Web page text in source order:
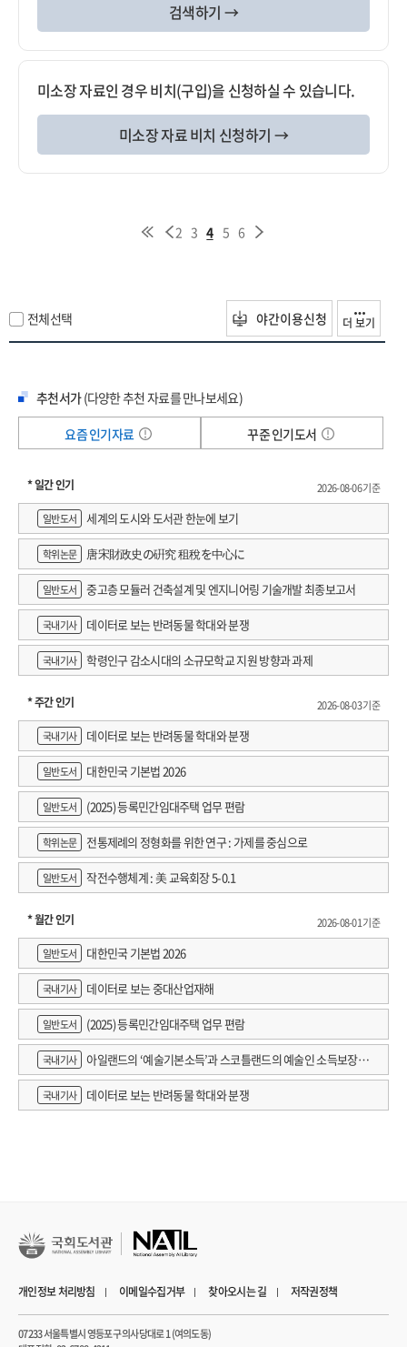
검색하기 →
미소장 자료인 경우 비치(구입)을 신청하실 수 있습니다.
미소장 자료 비치 신청하기 →
2 3 4 5 6
전체선택 야간이용신청 더 보기
추천서가(다양한 추천 자료를 만나보세요)
요즘 인기자료
꾸준 인기도서
* 일간 인기
2026-08-06 기준
일반도서
세계의 도시와 도서관 한눈에 보기
학위논문 唐宋財政史の硏究 租稅を中心に
일반도서 중고층 모듈러 건축설계 및 엔지니어링 기술개발 최종보고서
국내기사 데이터로 보는 반려동물 학대와 분쟁
국내기사 학령인구 감소시대의 소규모학교 지원 방향과 과제
* 주간 인기
2026-08-03 기준
국내기사
데이터로 보는 반려동물 학대와 분쟁
일반도서 대한민국 기본법 2026
일반도서 (2025) 등록민간임대주택 업무 편람
학위논문 전통제례의 정형화를 위한 연구 : 가제를 중심으로
일반도서 작전수행체계 : 美 교육회장 5-0.1
* 월간 인기
2026-08-01 기준
일반도서
대한민국 기본법 2026
국내기사 데이터로 보는 중대산업재해
일반도서 (2025) 등록민간임대주택 업무 편람
국내기사
아일랜드의 ‘예술기본소득’과 스코틀랜드의 예술인 소득보장정
책 논의
국내기사 데이터로 보는 반려동물 학대와 분쟁
개인정보 처리방침 이메일수집거부 찾아오시는 길 저작권정책
07233 서울특별시 영등포구 의사당대로 1 (여의도동)